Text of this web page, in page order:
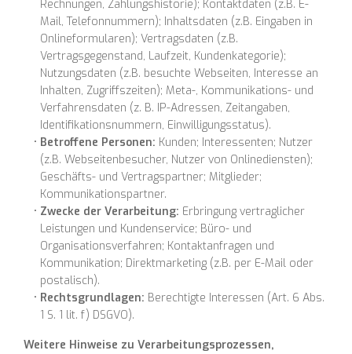
Rechnungen, Zahlungshistorie); Kontaktdaten (z.B. E-
Mail, Telefonnummern); Inhaltsdaten (z.B. Eingaben in
Onlineformularen); Vertragsdaten (z.B.
Vertragsgegenstand, Laufzeit, Kundenkategorie);
Nutzungsdaten (z.B. besuchte Webseiten, Interesse an
Inhalten, Zugriffszeiten); Meta-, Kommunikations- und
Verfahrensdaten (z. B. IP-Adressen, Zeitangaben,
Identifikationsnummern, Einwilligungsstatus).
Betroffene Personen: Kunden; Interessenten; Nutzer
(z.B. Webseitenbesucher, Nutzer von Onlinediensten);
Geschäfts- und Vertragspartner; Mitglieder;
Kommunikationspartner.
Zwecke der Verarbeitung: Erbringung vertraglicher
Leistungen und Kundenservice; Büro- und
Organisationsverfahren; Kontaktanfragen und
Kommunikation; Direktmarketing (z.B. per E-Mail oder
postalisch).
Rechtsgrundlagen: Berechtigte Interessen (Art. 6 Abs.
1 S. 1 lit. f) DSGVO).
Weitere Hinweise zu Verarbeitungsprozessen,